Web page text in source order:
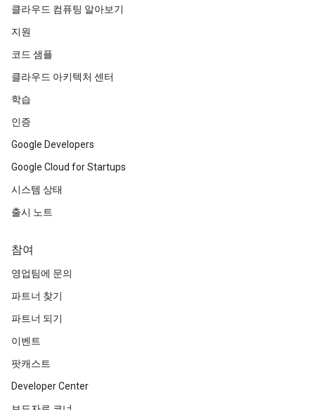
클라우드 컴퓨팅 알아보기
지원
코드 샘플
클라우드 아키텍처 센터
학습
인증
Google Developers
Google Cloud for Startups
시스템 상태
출시 노트
참여
영업팀에 문의
파트너 찾기
파트너 되기
이벤트
팟캐스트
Developer Center